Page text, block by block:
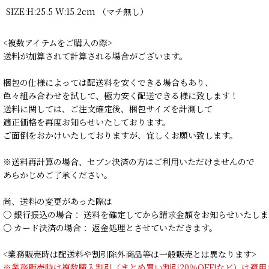
SIZE:H:25.5 W:15.2cm （マチ無し）
<複数アイテムをご購入の際>
送料が加算されて計算される場合がございます。
梱包の仕様によっては配送料を安くできる場合もあり、
色々組み合わせを試して、極力安く配送できる様に致します！
送料に関しては、ご注文確定後、梱包サイズを計測して
適正価格を再度お知らせいたしております。
ご面倒をおかけいたしておりますが、宜しくお願い致します。
※送料再計算の場合、セブン決済の方はご利用いただけませんので
あらかじめご了承ください。
尚、送料の変更があった際は
○ 銀行振込の場合： 送料を確定してから請求金額をお知らせいたしま
○ カード決済の場合： 返金処理とさせていただきます。
<業務販売時は配送料や割引除外商品等は一般販売とは異なります>